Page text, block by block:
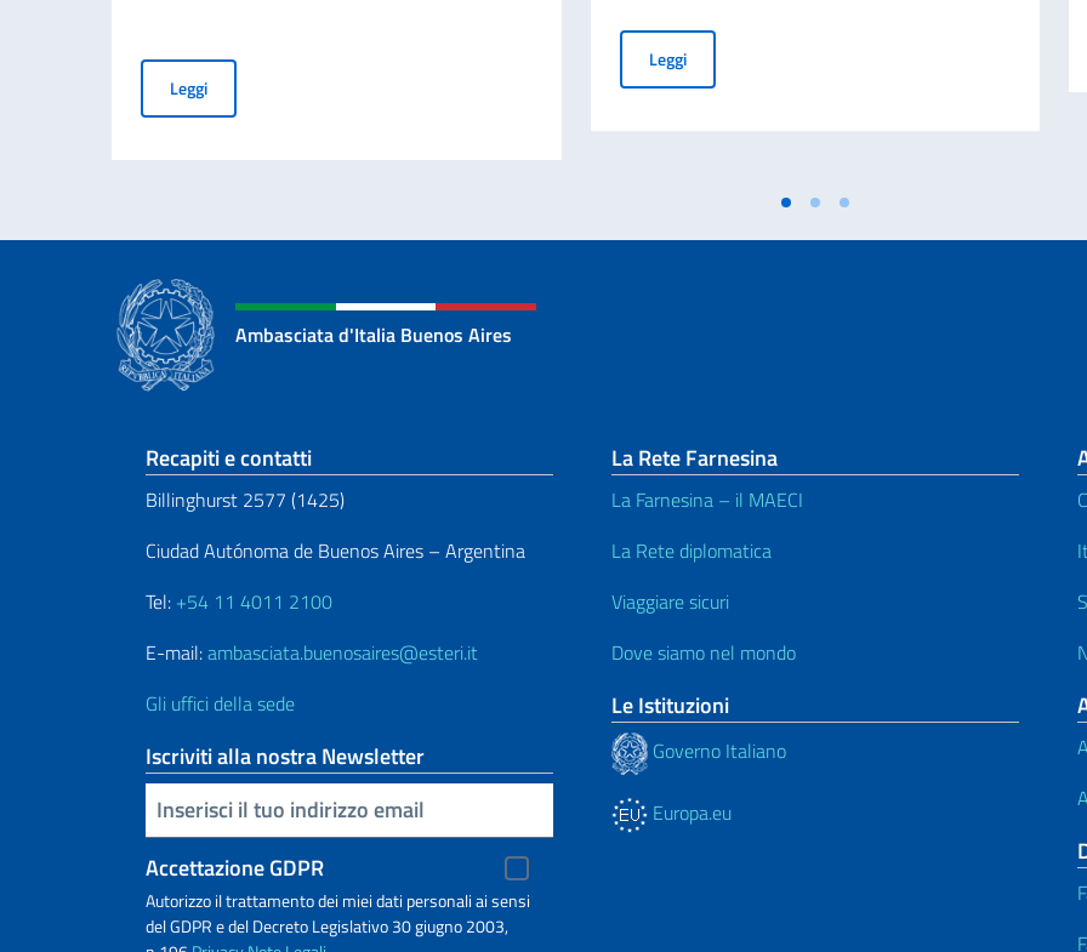
LeggiIncontro dell’Ambasciatore Nicoletti con la dott.ssa Dalfovo di ADASIM (Fondazione Dante Alighieri Scuole Italiane nel
LeggiL’Ambasciatore Fabrizio Nicoletti ha conferito
Ambasciata d'Italia Buenos Aires
Sezione footer
Recapiti e contatti
Billinghurst 2577 (1425)
Ciudad Autónoma de Buenos Aires – Argentina
Tel: +54 11 4011 2100
E-mail:ambasciata.buenosaires@esteri.it
Gli uffici della sede
Iscriviti alla nostra Newsletter
Inserisci la tua email
Accettazione GDPR
Autorizzo il trattamento dei miei dati personali ai sensi
del GDPR e del Decreto Legislativo 30 giugno 2003,
La Rete Farnesina
La Farnesina – il MAECI
La Rete diplomatica
Viaggiare sicuri
Dove siamo nel mondo
Le Istituzioni
Governo Italiano
Europa.eu